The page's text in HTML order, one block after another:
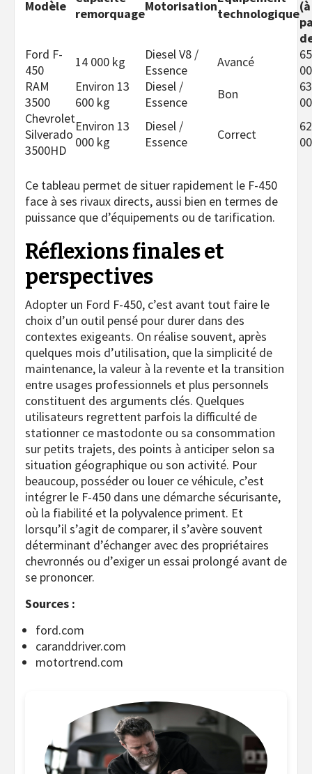
Modèle
remorquageMotorisationtechnologique(à
Ford F-
450
14 000 kg
Diesel V8 /
Essence
Avancé
65
RAM
3500
Environ 13
600 kg
Diesel /
Essence
Bon
63
Chevrolet
Silverado
3500HD
Environ 13
000 kg
Diesel /
Essence
Correct
62
Ce tableau permet de situer rapidement le F-450
face à ses rivaux directs, aussi bien en termes de
puissance que d’équipements ou de tarification.
Réflexions finales et
perspectives
Adopter un Ford F-450, c’est avant tout faire le
choix d’un outil pensé pour durer dans des
contextes exigeants. On réalise souvent, après
quelques mois d’utilisation, que la simplicité de
maintenance, la valeur à la revente et la transition
entre usages professionnels et plus personnels
constituent des arguments clés. Quelques
utilisateurs regrettent parfois la difficulté de
stationner ce mastodonte ou sa consommation
sur petits trajets, des points à anticiper selon sa
situation géographique ou son activité. Pour
beaucoup, posséder ou louer ce véhicule, c’est
intégrer le F-450 dans une démarche sécurisante,
où la fiabilité et la polyvalence priment. Et
lorsqu’il s’agit de comparer, il s’avère souvent
déterminant d’échanger avec des propriétaires
chevronnés ou d’exiger un essai prolongé avant de
se prononcer.
Sources :
ford.com
caranddriver.com
motortrend.com